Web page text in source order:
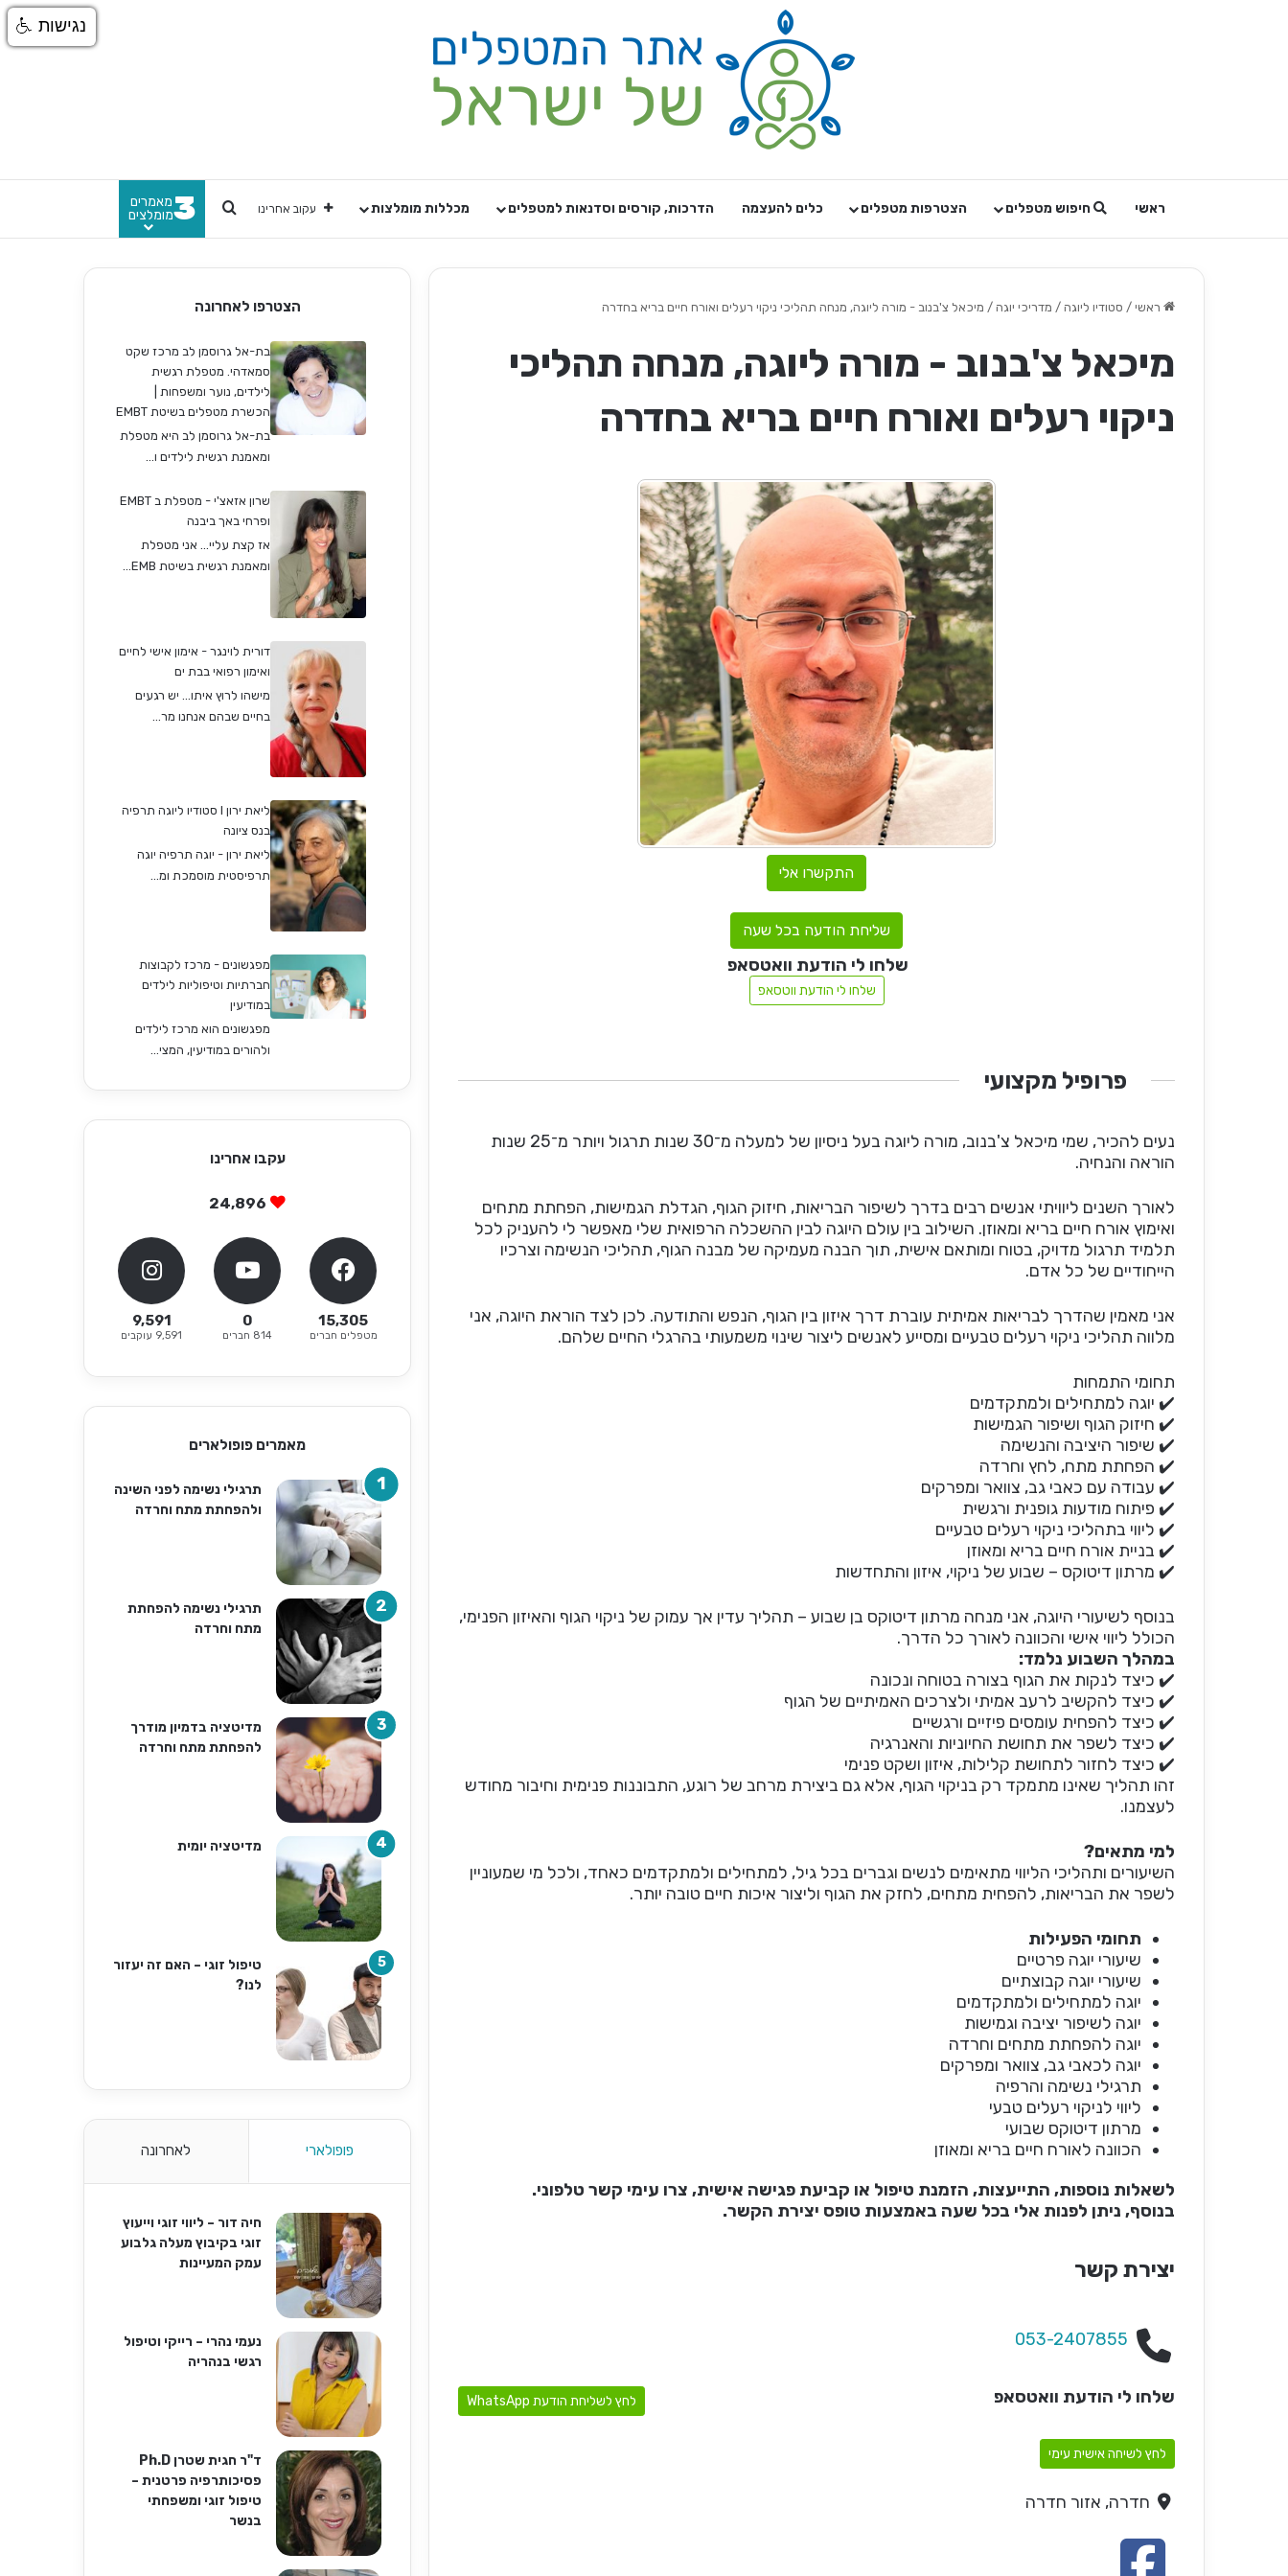
ראשי חיפוש מטפלים הצטרפות מטפלים כלים להעצמה הדרכות, קורסים וסדנאות למטפלים מכללות מומלצות עקוב אחרינו חפש3מאמרים
מומלצים
ראשי / סטודיו ליוגה / מדריכי יוגה / מיכאל צ'בנוב - מורה ליוגה, מנחה תהליכי ניקוי רעלים ואורח חיים בריא בחדרה
מיכאל צ'בנוב - מורה ליוגה, מנחה תהליכי
ניקוי רעלים ואורח חיים בריא בחדרה
התקשרו אלי
שליחת הודעה בכל שעה
שלחו לי הודעת וואטסאפ
שלחו לי הודעת ווטסאפ
פרופיל מקצועי
נעים להכיר, שמי מיכאל צ'בנוב, מורה ליוגה בעל ניסיון של למעלה מ־30 שנות תרגול ויותר מ־25 שנות
הוראה והנחיה.
לאורך השנים ליוויתי אנשים רבים בדרך לשיפור הבריאות, חיזוק הגוף, הגדלת הגמישות, הפחתת מתחים
ואימוץ אורח חיים בריא ומאוזן. השילוב בין עולם היוגה לבין ההשכלה הרפואית שלי מאפשר לי להעניק לכל
תלמיד תרגול מדויק, בטוח ומותאם אישית, תוך הבנה מעמיקה של מבנה הגוף, תהליכי הנשימה וצרכיו
הייחודיים של כל אדם.
אני מאמין שהדרך לבריאות אמיתית עוברת דרך איזון בין הגוף, הנפש והתודעה. לכן לצד הוראת היוגה, אני
מלווה תהליכי ניקוי רעלים טבעיים ומסייע לאנשים ליצור שינוי משמעותי בהרגלי החיים שלהם.
תחומי התמחות
✔️ יוגה למתחילים ולמתקדמים
✔️ חיזוק הגוף ושיפור הגמישות
✔️ שיפור היציבה והנשימה
✔️ הפחתת מתח, לחץ וחרדה
✔️ עבודה עם כאבי גב, צוואר ומפרקים
✔️ פיתוח מודעות גופנית ורגשית
✔️ ליווי בתהליכי ניקוי רעלים טבעיים
✔️ בניית אורח חיים בריא ומאוזן
✔️ מרתון דיטוקס – שבוע של ניקוי, איזון והתחדשות
בנוסף לשיעורי היוגה, אני מנחה מרתון דיטוקס בן שבוע – תהליך עדין אך עמוק של ניקוי הגוף והאיזון הפנימי,
הכולל ליווי אישי והכוונה לאורך כל הדרך.
במהלך השבוע נלמד:
✔️ כיצד לנקות את הגוף בצורה בטוחה ונכונה
✔️ כיצד להקשיב לרעב אמיתי ולצרכים האמיתיים של הגוף
✔️ כיצד להפחית עומסים פיזיים ורגשיים
✔️ כיצד לשפר את תחושת החיוניות והאנרגיה
✔️ כיצד לחזור לתחושת קלילות, איזון ושקט פנימי
זהו תהליך שאינו מתמקד רק בניקוי הגוף, אלא גם ביצירת מרחב של רוגע, התבוננות פנימית וחיבור מחודש
לעצמנו.
למי מתאים?
השיעורים ותהליכי הליווי מתאימים לנשים וגברים בכל גיל, למתחילים ולמתקדמים כאחד, ולכל מי שמעוניין
לשפר את הבריאות, להפחית מתחים, לחזק את הגוף וליצור איכות חיים טובה יותר.
תחומי הפעילות
שיעורי יוגה פרטיים
שיעורי יוגה קבוצתיים
יוגה למתחילים ולמתקדמים
יוגה לשיפור יציבה וגמישות
יוגה להפחתת מתחים וחרדה
יוגה לכאבי גב, צוואר ומפרקים
תרגילי נשימה והרפיה
ליווי לניקוי רעלים טבעי
מרתון דיטוקס שבועי
הכוונה לאורח חיים בריא ומאוזן
לשאלות נוספות, התייעצות, הזמנת טיפול או קביעת פגישה אישית, צרו עימי קשר טלפוני.
בנוסף, ניתן לפנות אלי בכל שעה באמצעות טופס יצירת הקשר.
יצירת קשר
053-2407855
שלחו לי הודעת וואטסאפ לחץ לשליחת הודעת WhatsApp
לחץ לשיחה אישית עימי
חדרה, אזור חדרה
הצטרפו לאחרונה
בת-אל גרוסמן לב מרכז שקט
סמאדהי. מטפלת רגשית
לילדים, נוער ומשפחות |
הכשרת מטפלים בשיטת EMBT
בת-אל גרוסמן לב היא מטפלת
ומאמנת רגשית לילדים ו...
שרון אזאצ'י - מטפלת ב EMBT
ופרחי באך ביבנה
אז קצת עליי... אני מטפלת
ומאמנת רגשית בשיטת EMB...
דורית לוינגר - אימון אישי לחיים
ואימון רפואי בבת ים
מישהו לרוץ איתו... יש רגעים
בחיים שבהם אנחנו מר...
ליאת ירון I סטודיו ליוגה תרפיה
בנס ציונה
ליאת ירון - יוגה תרפיה יוגה
תרפיסטית מוסמכת ומ...
מפגשונים - מרכז לקבוצות
חברתיות וטיפוליות לילדים
במודיעין
מפגשונים הוא מרכז לילדים
ולהורים במודיעין, המצי...
עקבו אחרינו
24,896
15,305
מטפלים חברים
0
814 חברים
9,591
9,591 עוקבים
מאמרים פופולארים
תרגילי נשימה לפני השינה
ולהפחתת מתח וחרדה
תרגילי נשימה להפחתת
מתח וחרדה
מדיטציה בדמיון מודרך
להפחתת מתח וחרדה
מדיטציה יומית
טיפול זוגי – האם זה יעזור
לנו?
פופולארי לאחרונה
חיה דור – ליווי זוגי וייעוץ
זוגי בקיבוץ מעלה גלבוע
עמק המעיינות
נעמי נהרי – רייקי וטיפול
רגשי בנהריה
ד"ר חגית שטרן Ph.D
פסיכותרפיה פרטנית –
טיפול זוגי ומשפחתי
בנשר
נגישות